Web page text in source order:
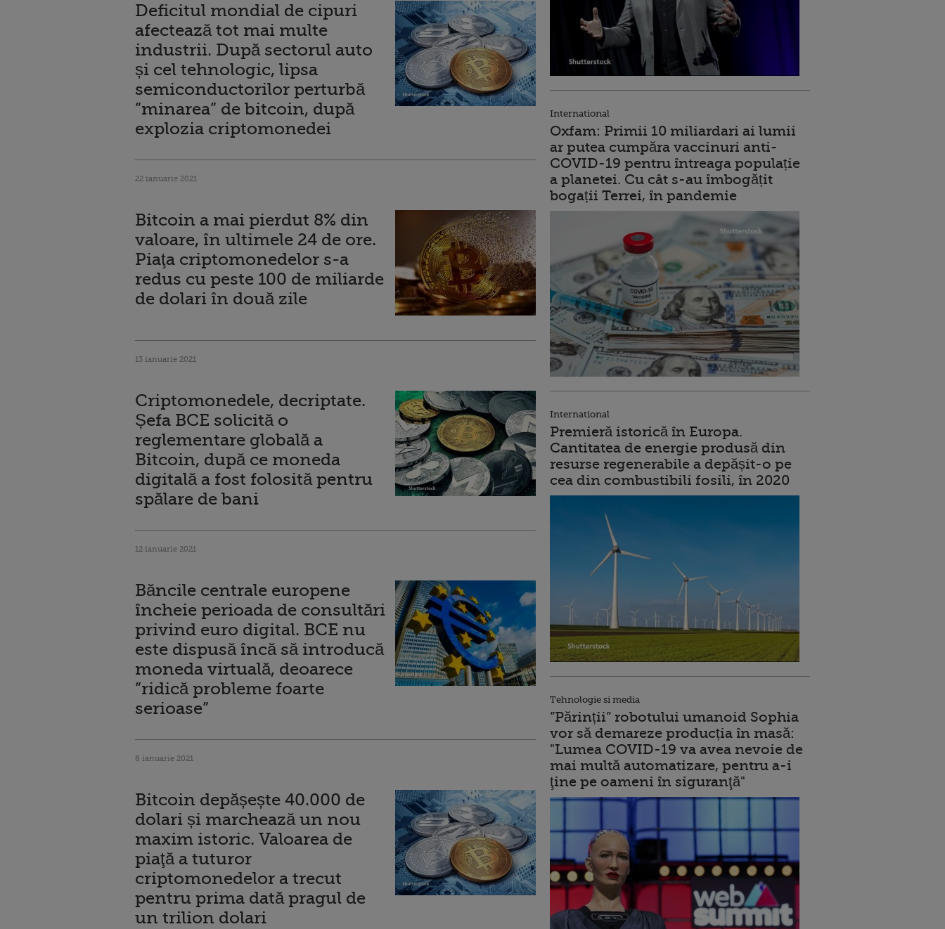
Deficitul mondial de cipuri
afectează tot mai multe
industrii. După sectorul auto
și cel tehnologic, lipsa
semiconductorilor perturbă
”minarea” de bitcoin, după
explozia criptomonedei
22 ianuarie 2021
Bitcoin a mai pierdut 8% din
valoare, în ultimele 24 de ore.
Piaţa criptomonedelor s-a
redus cu peste 100 de miliarde
de dolari în două zile
13 ianuarie 2021
Criptomonedele, decriptate.
Șefa BCE solicită o
reglementare globală a
Bitcoin, după ce moneda
digitală a fost folosită pentru
spălare de bani
12 ianuarie 2021
Băncile centrale europene
încheie perioada de consultări
privind euro digital. BCE nu
este dispusă încă să introducă
moneda virtuală, deoarece
”ridică probleme foarte
serioase”
8 ianuarie 2021
Bitcoin depășește 40.000 de
dolari și marchează un nou
maxim istoric. Valoarea de
piaţă a tuturor
criptomonedelor a trecut
pentru prima dată pragul de
un trilion dolari
International
Oxfam: Primii 10 miliardari ai lumii
ar putea cumpăra vaccinuri anti-
COVID-19 pentru întreaga populație
a planetei. Cu cât s-au îmbogățit
bogații Terrei, în pandemie
International
Premieră istorică în Europa.
Cantitatea de energie produsă din
resurse regenerabile a depășit-o pe
cea din combustibili fosili, în 2020
Tehnologie si media
”Părinții” robotului umanoid Sophia
vor să demareze producția în masă:
"Lumea COVID-19 va avea nevoie de
mai multă automatizare, pentru a-i
ţine pe oameni în siguranţă"